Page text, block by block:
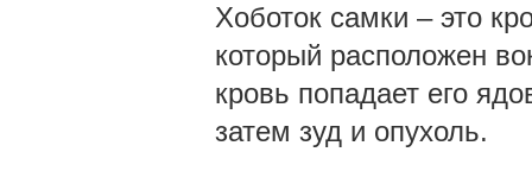
Хоботок самки – это
который расположен
кровь попадает его
затем зуд и опухоль.